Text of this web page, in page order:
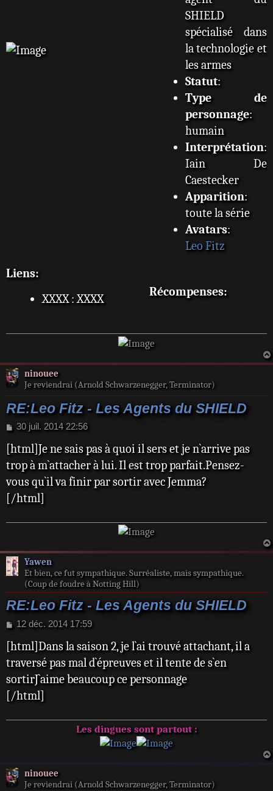
SHIELD
spécialisé dans
la technologie et
les armes
Statut:
Type de
personnage:
humain
Interprétation:
Iain De
Caestecker
Apparition:
toute la série
Avatars:
Leo Fitz
Liens:
XXXX : XXXX
Récompenses:
ninouee
Je reviendrai (Arnold Schwarzenegger, Terminator)
RE:Leo Fitz - Les Agents du SHIELD
M
s
a
g
e
30 juil. 2014 22:56
[html]Je ne sais pas à quoi il sers et je n`arrive pas
trop à m`attacher à lui. Il est trop parfait.Pensez-
vous qu`il va finir par sortir avec Jemma?
[/html]
Yawen
Et bien, ce fut sympathique. Surréaliste, mais sympathique.
(Coup de foudre à Notting Hill)
RE:Leo Fitz - Les Agents du SHIELD
M
s
a
g
e
12 déc. 2014 17:59
[html]Dans la saison 2, je l`ai trouvé attachant, il a
traversé pas mal d`épreuves et il tente de s`en
sortirJ`aime beaucoup ce personnage
[/html]
Les dingues sont partout :
ninouee
Je reviendrai (Arnold Schwarzenegger, Terminator)